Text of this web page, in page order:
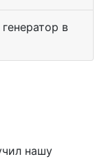
в
нашу